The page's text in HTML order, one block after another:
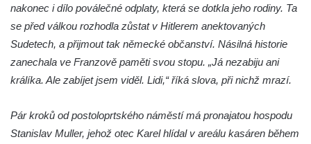
Pomník obětem 1. světové války před
bývalou základní školou čp. 46 v Opočně u
Loun
Chomutovská a Školní v Otvicích
Kenotaf Josefa Fischera na hřbitově v
nakonec i dílo poválečné odplaty, která se dotkla jeho rodiny. Ta
se před válkou rozhodla zůstat v Hitlerem anektovaných
Sudetech, a přijmout tak německé občanství. Násilná historie
zanechala ve Franzově paměti svou stopu. „Já nezabiju ani
králíka. Ale zabíjet jsem viděl. Lidi,“ říká slova, při nichž mrazí.
Pár kroků od postoloprtského náměstí má pronajatou hospodu
Stanislav Muller, jehož otec Karel hlídal v areálu kasáren během